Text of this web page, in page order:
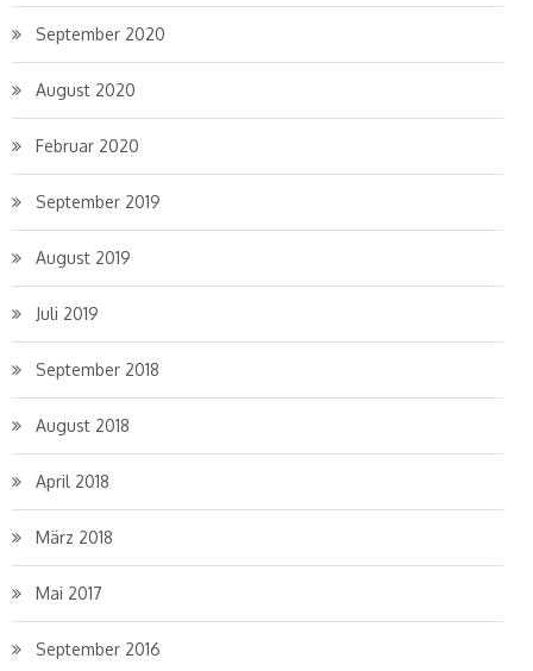
September 2020
August 2020
Februar 2020
September 2019
August 2019
Juli 2019
September 2018
August 2018
April 2018
März 2018
Mai 2017
September 2016